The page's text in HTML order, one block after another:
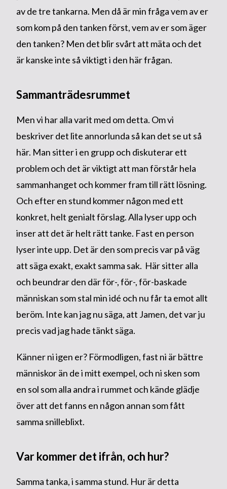
av de tre tankarna. Men då är min fråga vem av er
som kom på den tanken först, vem av er som äger
den tanken? Men det blir svårt att mäta och det
är kanske inte så viktigt i den här frågan.
Sammanträdesrummet
Men vi har alla varit med om detta. Om vi
beskriver det lite annorlunda så kan det se ut så
här. Man sitter i en grupp och diskuterar ett
problem och det är viktigt att man förstår hela
sammanhanget och kommer fram till rätt lösning.
Och efter en stund kommer någon med ett
konkret, helt genialt förslag. Alla lyser upp och
inser att det är helt rätt tanke. Fast en person
lyser inte upp. Det är den som precis var på väg
att säga exakt, exakt samma sak. Här sitter alla
och beundrar den där för-, för-, för-baskade
människan som stal min idé och nu får ta emot allt
beröm. Inte kan jag nu säga, att Jamen, det var ju
precis vad jag hade tänkt säga.
Känner ni igen er? Förmodligen, fast ni är bättre
människor än de i mitt exempel, och ni sken som
en sol som alla andra i rummet och kände glädje
över att det fanns en någon annan som fått
samma snilleblixt.
Var kommer det ifrån, och hur?
Samma tanka, i samma stund. Hur är detta